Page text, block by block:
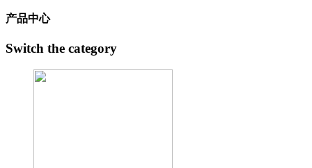
产品中心
Switch the category